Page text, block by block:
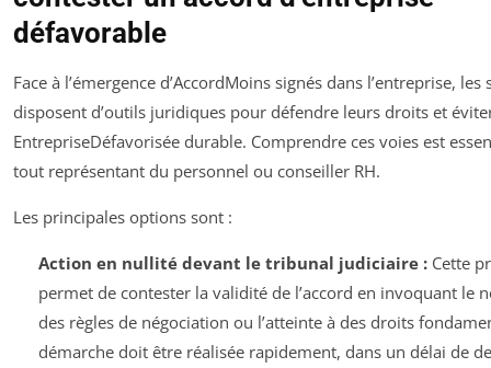
défavorable
Face à l’émergence d’AccordMoins signés dans l’entreprise, les
disposent d’outils juridiques pour défendre leurs droits et
EntrepriseDéfavorisée durable. Comprendre ces voies est
tout représentant du personnel ou conseiller RH.
Les principales options sont :
Action en nullité devant le tribunal judiciaire :Cette
permet de contester la validité de l’accord en invoquant le
des règles de négociation ou l’atteinte à des droits
démarche doit être réalisée rapidement, dans un délai de